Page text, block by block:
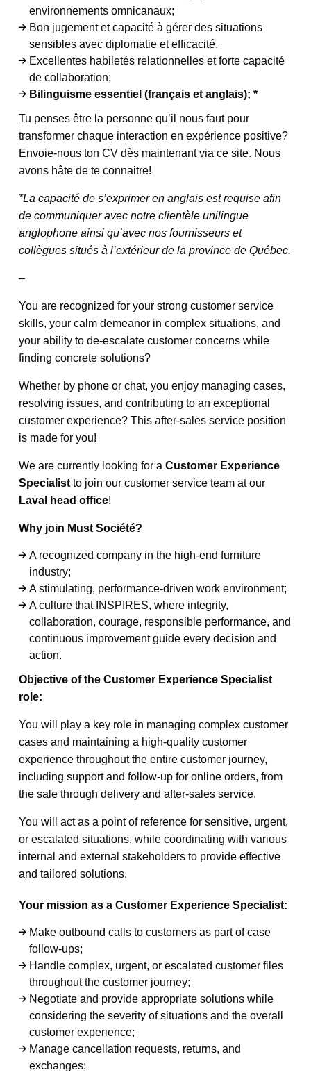
environnements omnicanaux;
Bon jugement et capacité à gérer des situations
sensibles avec diplomatie et efficacité.
Excellentes habiletés relationnelles et forte capacité
de collaboration;
Bilinguisme essentiel (français et anglais); *
Tu penses être la personne qu’il nous faut pour
transformer chaque interaction en expérience positive?
Envoie-nous ton CV dès maintenant via ce site. Nous
avons hâte de te connaitre!
*La capacité de s’exprimer en anglais est requise afin
de communiquer avec notre clientèle unilingue
anglophone ainsi qu’avec nos fournisseurs et
collègues situés à l’extérieur de la province de Québec.
–
You are recognized for your strong customer service
skills, your calm demeanor in complex situations, and
your ability to de-escalate customer concerns while
finding concrete solutions?
Whether by phone or chat, you enjoy managing cases,
resolving issues, and contributing to an exceptional
customer experience? This after-sales service position
is made for you!
We are currently looking for aCustomer Experience
Specialist to join our customer service team at our
Laval head office!
Why join Must Société?
A recognized company in the high-end furniture
industry;
A stimulating, performance-driven work environment;
A culture that INSPIRES, where integrity,
collaboration, courage, responsible performance, and
continuous improvement guide every decision and
action.
Objective of the Customer Experience Specialist
role:
You will play a key role in managing complex customer
cases and maintaining a high-quality customer
experience throughout the entire customer journey,
including support and follow-up for online orders, from
the sale through delivery and after-sales service.
You will act as a point of reference for sensitive, urgent,
or escalated situations, while coordinating with various
internal and external stakeholders to provide effective
and tailored solutions.
Your mission as a Customer Experience Specialist:
Make outbound calls to customers as part of case
follow-ups;
Handle complex, urgent, or escalated customer files
throughout the customer journey;
Negotiate and provide appropriate solutions while
considering the severity of situations and the overall
customer experience;
Manage cancellation requests, returns, and
exchanges;